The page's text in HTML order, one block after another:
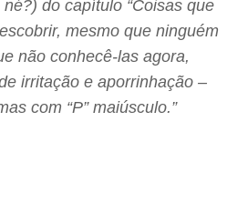
do capítulo “Coisas que
mesmo que ninguém
não conhecê-las agora,
irritação e aporrinhação –
com “P” maiúsculo.”